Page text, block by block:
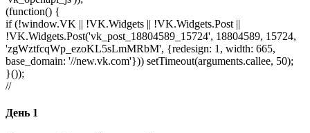
(function() {
if (!window.VK || !VK.Widgets || !VK.Widgets.Post ||
!VK.Widgets.Post('vk_post_18804589_15724', 18804589, 15724,
'zgWztfcqWp_ezoKL5sLmMRbM', {redesign: 1, width: 665,
base_domain: '//new.vk.com'})) setTimeout(arguments.callee, 50);
}());
//
День 1